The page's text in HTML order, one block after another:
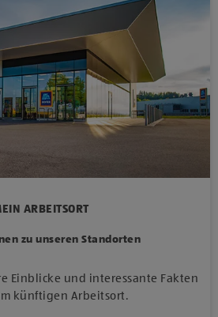
ARBEITSORT
zu unseren Standorten
Einblicke und interessante Fakten
künftigen Arbeitsort.